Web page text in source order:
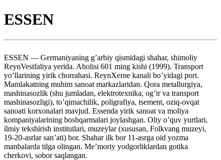
ESSEN
ESSEN — Germaniyaning g’arbiy qismidagi shahar, shimoliy
ReynVestfaliya yerida. Aholisi 601 ming kishi (1999). Transport
yo’llarining yirik chorrahasi. ReynXerne kanali bo’yidagi port.
Mamlakatning muhim sanoat markazlaridan. Qora metallurgiya,
mashinasozlik (shu jumladan, elektrotexnika, og’ir va transport
mashinasozligi), to’qimachilik, poligrafiya, tsement, oziq-ovqat
sanoati korxonalari mavjud. Essenda yirik sanoat va moliya
kompaniyalarining boshqarmalari joylashgan. Oliy o’quv yurtlari,
ilmiy tekshirish institutlari, muzeylar (xususan, Folkvang muzeyi,
19-20-asrlar san’ati) bor. Shahar ilk bor 11-asrga oid yozma
manbalarda tilga olingan. Me’moriy yodgorliklardan gotika
cherkovi, sobor saqlangan.